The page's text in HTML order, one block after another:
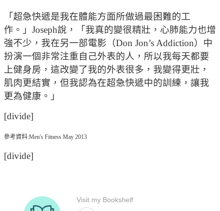
「超急快遞是我在體能方面所做過最困難的工
作。」Joseph說，「我真的變很精壯，心肺能力也增
強不少，我在另一部電影（Don Jon’s Addiction）中
扮演一個非常注重自己外表的人，所以我每天都要
上健身房，這改變了我的外表很多，我變得更壯，
肌肉更結實，但我認為在超急快遞中的訓練，讓我
更為健康。」
[divide]
參考資料:Men's Fitness May 2013
[divide]